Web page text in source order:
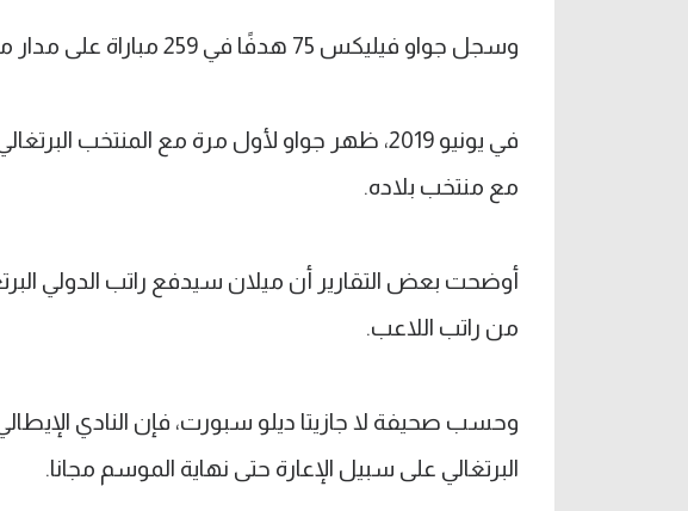
وسجل جواو فيليكس 75 هدفًا في 259 مباراة على مدار مسيرته.
مع منتخب بلاده.
أوضحت بعض التقارير أن ميلان سيدفع راتب الدولي
من راتب اللاعب.
وحسب صحيفة لا جازيتا ديلو سبورت، فإن النادي
البرتغالي على سبيل الإعارة حتى نهاية الموسم مجانا.